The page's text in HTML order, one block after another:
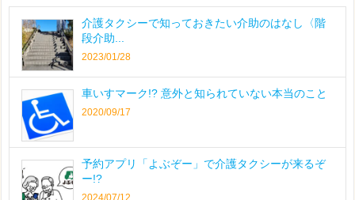
介護タクシーで知っておきたい介助のはなし〈階
段介助...
2023/01/28
車いすマーク!? 意外と知られていない本当のこと
2020/09/17
予約アプリ「よぶぞー」で介護タクシーが来るぞ
ー!?
2024/07/12